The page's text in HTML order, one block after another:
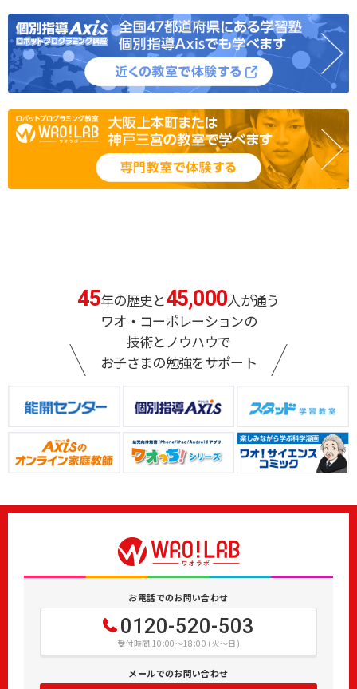
45年の歴史と45,000人が通う
ワオ・コーポレーションの
技術とノウハウで
お子さまの勉強をサポート
お電話でのお問い合わせ
0120-520-503
受付時間 10:00～18:00 (火～日)
メールでのお問い合わせ